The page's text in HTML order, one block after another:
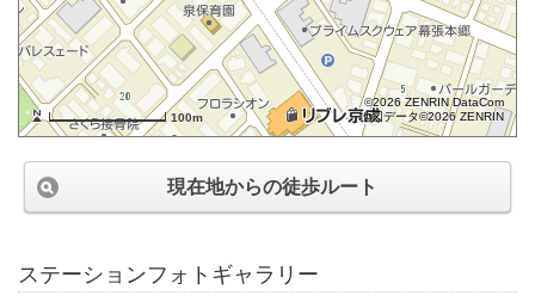
100m
©2026 ZENRIN DataCom
地図データ©2026 ZENRIN
現在地からの徒歩ルート
ステーションフォトギャラリー